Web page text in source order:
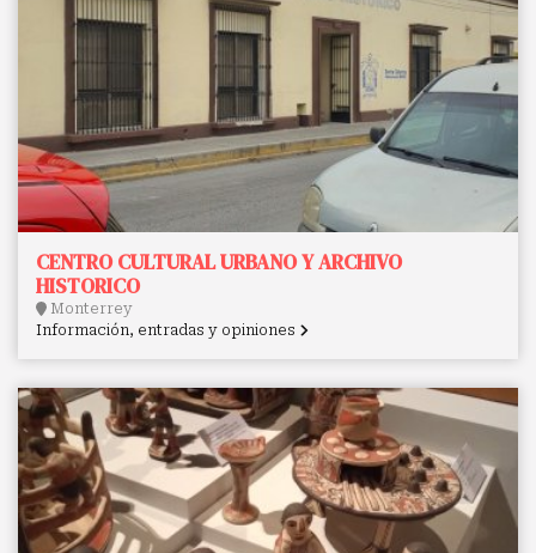
CENTRO CULTURAL URBANO Y ARCHIVO
HISTORICO
Monterrey
Información, entradas y opiniones